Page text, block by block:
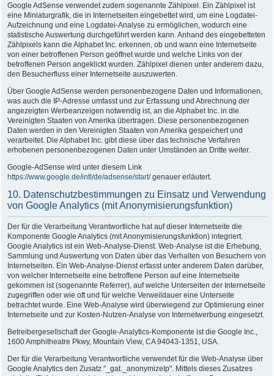
Google AdSense verwendet zudem sogenannte Zählpixel. Ein Zählpixel ist
eine Miniaturgrafik, die in Internetseiten eingebettet wird, um eine Logdatei-
Aufzeichnung und eine Logdatei-Analyse zu ermöglichen, wodurch eine
statistische Auswertung durchgeführt werden kann. Anhand des eingebetteten
Zählpixels kann die Alphabet Inc. erkennen, ob und wann eine Internetseite
von einer betroffenen Person geöffnet wurde und welche Links von der
betroffenen Person angeklickt wurden. Zählpixel dienen unter anderem dazu,
den Besucherfluss einer Internetseite auszuwerten.
Über Google AdSense werden personenbezogene Daten und Informationen,
was auch die IP-Adresse umfasst und zur Erfassung und Abrechnung der
angezeigten Werbeanzeigen notwendig ist, an die Alphabet Inc. in die
Vereinigten Staaten von Amerika übertragen. Diese personenbezogenen
Daten werden in den Vereinigten Staaten von Amerika gespeichert und
verarbeitet. Die Alphabet Inc. gibt diese über das technische Verfahren
erhobenen personenbezogenen Daten unter Umständen an Dritte weiter.
Google-AdSense wird unter diesem Link
https://www.google.de/intl/de/adsense/start/genauer erläutert.
10. Datenschutzbestimmungen zu Einsatz und Verwendung
von Google Analytics (mit Anonymisierungsfunktion)
Der für die Verarbeitung Verantwortliche hat auf dieser Internetseite die
Komponente Google Analytics (mit Anonymisierungsfunktion) integriert.
Google Analytics ist ein Web-Analyse-Dienst. Web-Analyse ist die Erhebung,
Sammlung und Auswertung von Daten über das Verhalten von Besuchern von
Internetseiten. Ein Web-Analyse-Dienst erfasst unter anderem Daten darüber,
von welcher Internetseite eine betroffene Person auf eine Internetseite
gekommen ist (sogenannte Referrer), auf welche Unterseiten der Internetseite
zugegriffen oder wie oft und für welche Verweildauer eine Unterseite
betrachtet wurde. Eine Web-Analyse wird überwiegend zur Optimierung einer
Internetseite und zur Kosten-Nutzen-Analyse von Internetwerbung eingesetzt.
Betreibergesellschaft der Google-Analytics-Komponente ist die Google Inc.,
1600 Amphitheatre Pkwy, Mountain View, CA 94043-1351, USA.
Der für die Verarbeitung Verantwortliche verwendet für die Web-Analyse über
Google Analytics den Zusatz "_gat._anonymizeIp". Mittels dieses Zusatzes